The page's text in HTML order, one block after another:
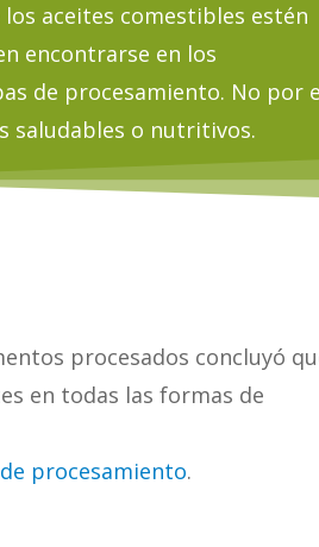
aceites comestibles estén
encontrarse en los
de procesamiento. No por
saludables o nutritivos.
procesados concluyó
en todas las formas de
procesamiento.